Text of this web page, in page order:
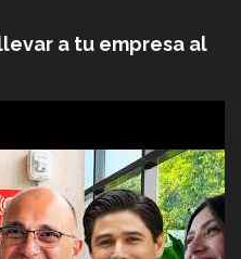
a tu empresa al